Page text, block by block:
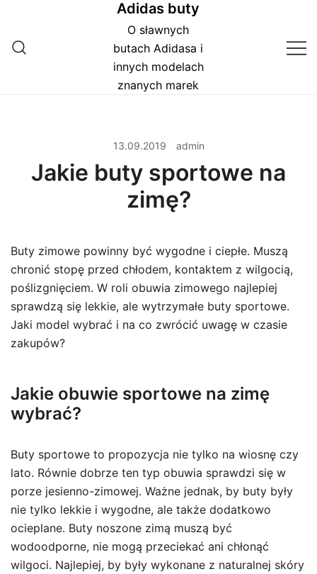
treści
Adidas buty
O sławnych
butach Adidasa i
innych modelach
znanych marek
13.09.2019 admin
Jakie buty sportowe na
zimę?
Buty zimowe powinny być wygodne i ciepłe. Muszą
chronić stopę przed chłodem, kontaktem z wilgocią,
poślizgnięciem. W roli obuwia zimowego najlepiej
sprawdzą się lekkie, ale wytrzymałe buty sportowe.
Jaki model wybrać i na co zwrócić uwagę w czasie
zakupów?
Jakie obuwie sportowe na zimę
wybrać?
Buty sportowe to propozycja nie tylko na wiosnę czy
lato. Równie dobrze ten typ obuwia sprawdzi się w
porze jesienno-zimowej. Ważne jednak, by buty były
nie tylko lekkie i wygodne, ale także dodatkowo
ocieplane. Buty noszone zimą muszą być
wodoodporne, nie mogą przeciekać ani chłonąć
wilgoci. Najlepiej, by były wykonane z naturalnej skóry